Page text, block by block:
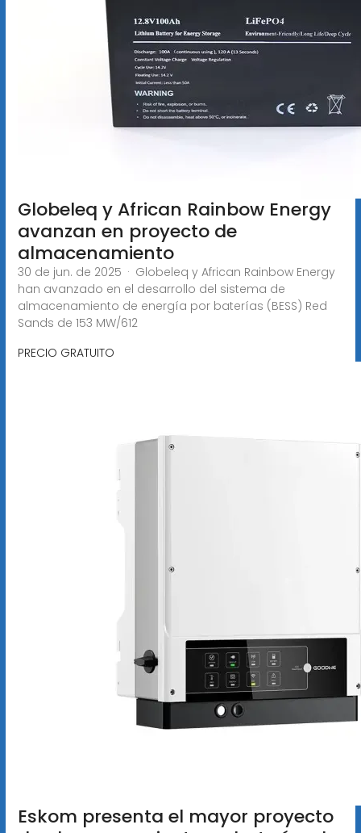
Globeleq y African Rainbow Energy
avanzan en proyecto de
almacenamiento
30 de jun. de 2025 · Globeleq y African Rainbow Energy
han avanzado en el desarrollo del sistema de
almacenamiento de energía por baterías (BESS) Red
Sands de 153 MW/612
PRECIO GRATUITO
Eskom presenta el mayor proyecto